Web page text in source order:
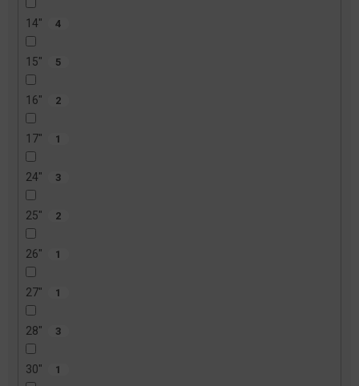
14" 4
15" 5
16" 2
17" 1
24" 3
25" 2
26" 1
27" 1
28" 3
30" 1